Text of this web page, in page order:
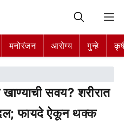
मनोरंजन आरोग्य गुन्हे
सवय? शरीरात
फायदे ऐकून थक्क